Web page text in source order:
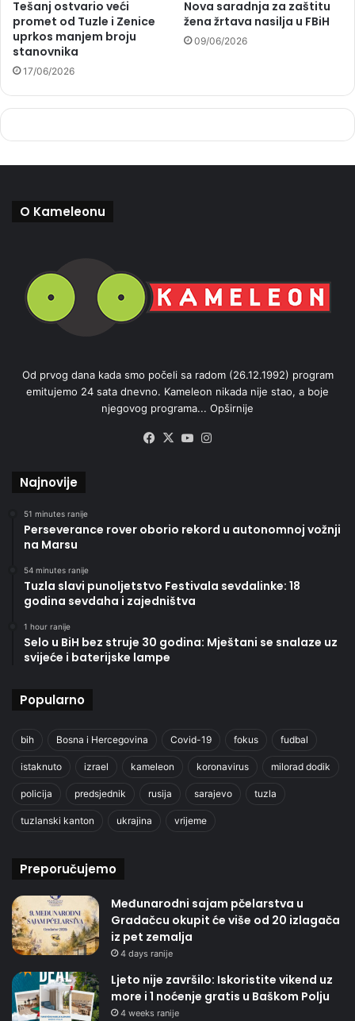
Tešanj ostvario veći
promet od Tuzle i Zenice
uprkos manjem broju
stanovnika
17/06/2026
Nova saradnja za zaštitu
žena žrtava nasilja u FBiH
09/06/2026
O Kameleonu
Od prvog dana kada smo počeli sa radom (26.12.1992) program
emitujemo 24 sata dnevno. Kameleon nikada nije stao, a boje
njegovog programa... Opširnije
Facebook
X YouTube
Najnovije
51 minutes ranije
Perseverance rover oborio rekord u autonomnoj vožnji
na Marsu
54 minutes ranije
Tuzla slavi punoljetstvo Festivala sevdalinke: 18
godina sevdaha i zajedništva
1 hour ranije
Selo u BiH bez struje 30 godina: Mještani se snalaze uz
svijeće i baterijske lampe
Popularno
bih Bosna i Hercegovina Covid-19 fokus fudbal
istaknuto izrael kameleon koronavirus milorad dodik
policija predsjednik rusija sarajevo tuzla
tuzlanski kanton ukrajina vrijeme
Preporučujemo
Međunarodni sajam pčelarstva u
Gradačcu okupit će više od 20 izlagača
iz pet zemalja
4 days ranije
Ljeto nije završilo: Iskoristite vikend uz
more i 1 noćenje gratis u Baškom Polju
4 weeks ranije